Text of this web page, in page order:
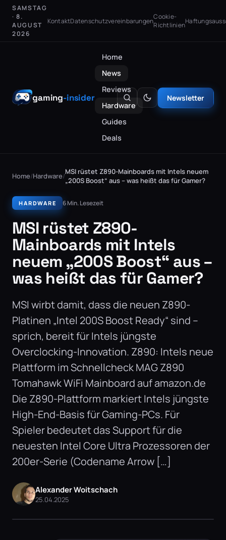
SAMSTAG
· 8.
AUGUST
2026
KontaktDatenschutzvereinbarungenCookie-
Richtlinien
gaming-insider
Home
News
Reviews
Hardware
Guides
Deals
Newsletter
Home/Hardware/MSI rüstet Z890-Mainboards mit Intels neuem
„200S Boost“ aus – was heißt das für Gamer?
HARDWARE 6 Min. Lesezeit
MSI rüstet Z890-
Mainboards mit Intels
neuem „200S Boost“ aus –
was heißt das für Gamer?
MSI wirbt damit, dass die neuen Z890-
Platinen „Intel 200S Boost Ready“ sind –
sprich, bereit für Intels jüngste
Overclocking-Innovation. Z890: Intels neue
Plattform im Schnellcheck MAG Z890
Tomahawk WiFi Mainboard auf amazon.de
Die Z890-Plattform markiert Intels jüngste
High-End-Basis für Gaming-PCs. Für
Spieler bedeutet das Support für die
neuesten Intel Core Ultra Prozessoren der
200er-Serie (Codename Arrow […]
Alexander Woitschach
25.04.2025